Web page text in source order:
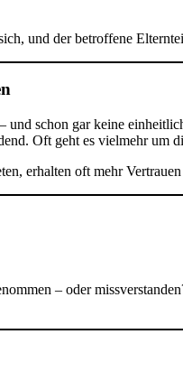
und der betroffene
und schon gar keine
Oft geht es vielmehr um
erhalten oft mehr
– oder